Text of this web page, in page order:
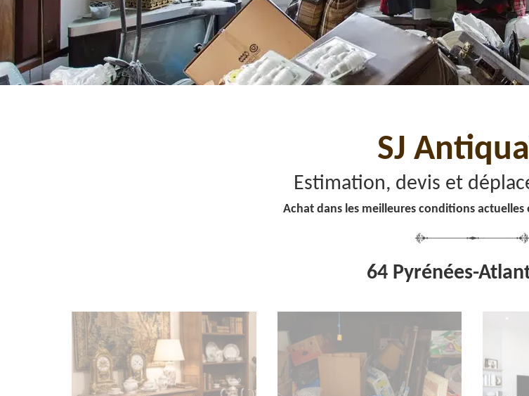
SJ
Estimation, devis et
Achat dans les meilleures conditions
64 Pyrénées-